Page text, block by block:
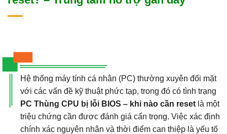
Hệ thống máy tính cá nhân (PC) thường xuyên đối mặt
với các vấn đề kỹ thuật phức tạp, trong đó có tình trạng
PC Thùng CPU bị lỗi BIOS – khi nào cần reset là một
triệu chứng cần được đánh giá cẩn trọng. Việc xác định
chính xác nguyên nhân và thời điểm can thiệp là yếu tố